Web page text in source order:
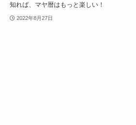
知れば、マヤ暦はもっと楽しい！
2022年8月27日